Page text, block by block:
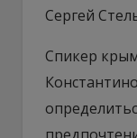
Сергей
Спикер